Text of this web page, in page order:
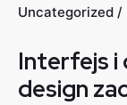
Uncategorized /
Interfejs i
design